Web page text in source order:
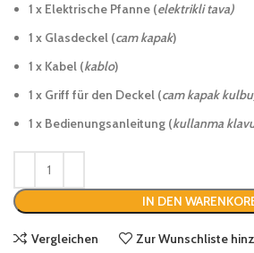
1 x Elektrische Pfanne (elektrikli tava)
1 x Glasdeckel (cam kapak)
1 x Kabel (kablo)
1 x Griff für den Deckel (cam kapak
1 x Bedienungsanleitung (kullanma
IN DEN
Vergleichen Zur Wunschliste